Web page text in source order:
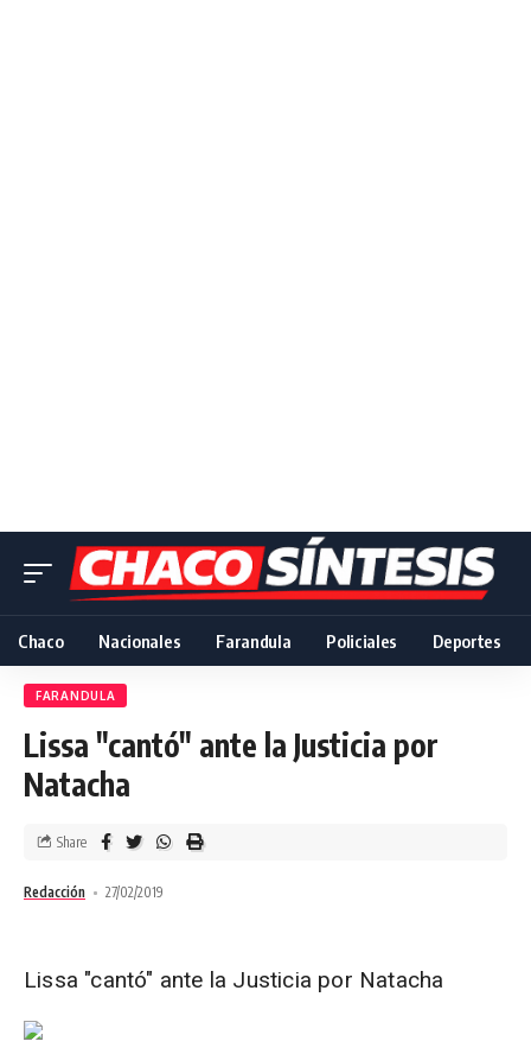
Chaco Nacionales Farandula Policiales Deportes
FARANDULA
Lissa "cantó" ante la Justicia por
Natacha
Redacción 27/02/2019
Share
Lissa "cantó" ante la Justicia por Natacha